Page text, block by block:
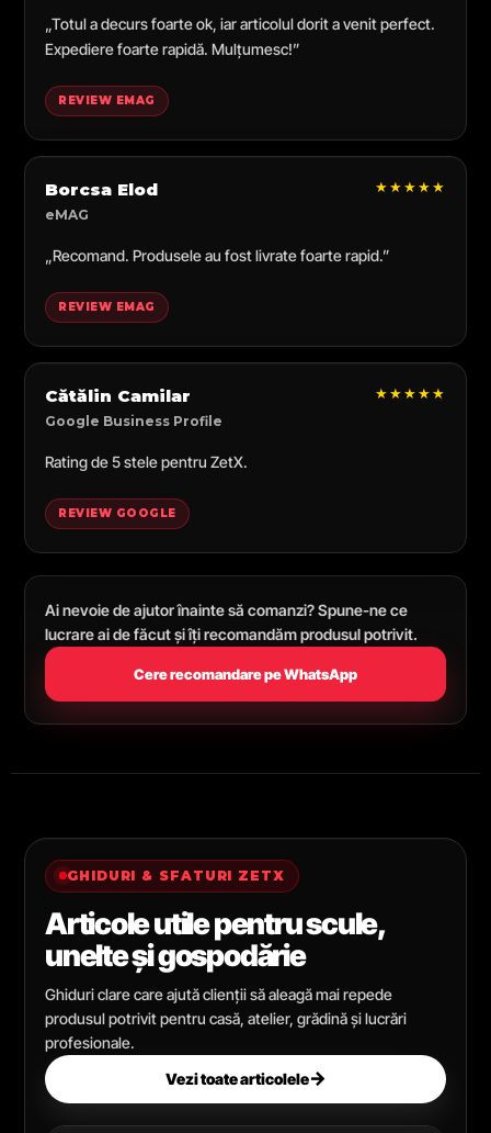
„Totul a decurs foarte ok, iar articolul dorit a venit perfect.
Expediere foarte rapidă. Mulțumesc!”
REVIEW EMAG
Borcsa Elod
eMAG
★★★★★
„Recomand. Produsele au fost livrate foarte rapid.”
REVIEW EMAG
Cătălin Camilar
Google Business Profile
★★★★★
Rating de 5 stele pentru ZetX.
REVIEW GOOGLE
Ai nevoie de ajutor înainte să comanzi? Spune-ne ce
lucrare ai de făcut și îți recomandăm produsul potrivit.
Cere recomandare pe WhatsApp
GHIDURI & SFATURI ZETX
Articole utile pentru scule,
unelte și gospodărie
Ghiduri clare care ajută clienții să aleagă mai repede
produsul potrivit pentru casă, atelier, grădină și lucrări
profesionale.
Vezi toate articolele→